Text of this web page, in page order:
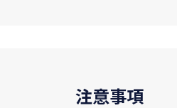
注意事項